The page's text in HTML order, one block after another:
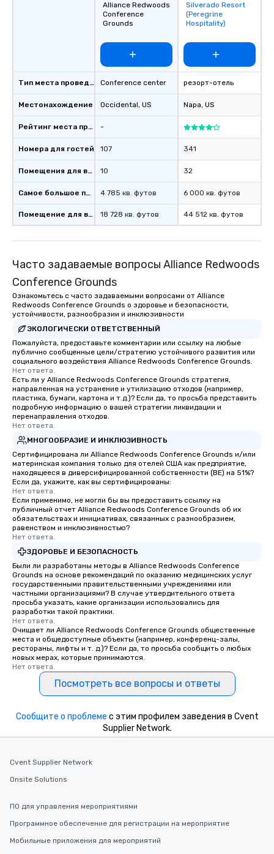
Тип места проведения
Местонахождение
Рейтинг места проведения
Номера для гостей
Помещения для встреч
Самое большое помещение
Помещение для встречи
Alliance Redwoods
Conference
Grounds
Conference center
Occidental, US
-
107
10
4 785 кв. футов
18 728 кв. футов
Removed from
favorites
Silverado Resort
(Peregrine
Hospitality)
резорт-отель
Napa, US
341
32
6 000 кв. футов
44 512 кв. футов
Часто задаваемые вопросы Alliance Redwoods
Conference Grounds
Ознакомьтесь с часто задаваемыми вопросами от Alliance
Redwoods Conference Grounds о здоровье и безопасности,
устойчивости, разнообразии и инклюзивности
ЭКОЛОГИЧЕСКИ ОТВЕТСТВЕННЫЙ
Пожалуйста, предоставьте комментарии или ссылку на любые
публично сообщенные цели/стратегию устойчивого развития или
социального воздействия Alliance Redwoods Conference Grounds.
Нет ответа.
Есть ли у Alliance Redwoods Conference Grounds стратегия,
направленная на устранение и утилизацию отходов (например,
пластика, бумаги, картона и т.д.)? Если да, то просьба представить
подробную информацию о вашей стратегии ликвидации и
перенаправления отходов.
Нет ответа.
МНОГООБРАЗИЕ И ИНКЛЮЗИВНОСТЬ
Сертифицирована ли Alliance Redwoods Conference Grounds и/или
материнская компания только для отелей США как предприятие,
находящееся в диверсифицированной собственности (BE) на 51%?
Если да, укажите, как вы сертифицированы:
Нет ответа.
Если применимо, не могли бы вы предоставить ссылку на
публичный отчет Alliance Redwoods Conference Grounds об их
обязательствах и инициативах, связанных с разнообразием,
равенством и инклюзивностью?
Нет ответа.
ЗДОРОВЬЕ И БЕЗОПАСНОСТЬ
Были ли разработаны методы в Alliance Redwoods Conference
Grounds на основе рекомендаций по оказанию медицинских услуг
государственными правительственными учреждениями или
частными организациями? В случае утвердительного ответа
просьба указать, какие организации использовались для
разработки такой практики.
Нет ответа.
Очищает ли Alliance Redwoods Conference Grounds общественные
места и общедоступные объекты (например, конференц-залы,
рестораны, лифты и т. д.)? Если да, то просьба сообщить о любых
новых мерах, которые принимаются.
Нет ответа.
Посмотреть все вопросы и ответы
Сообщите о проблеме с этим профилем заведения в Cvent
Supplier Network.
Cvent Supplier Network
Onsite Solutions
ПО для управления мероприятиями
Программное обеспечение для регистрации на мероприятие
Мобильные приложения для мероприятий